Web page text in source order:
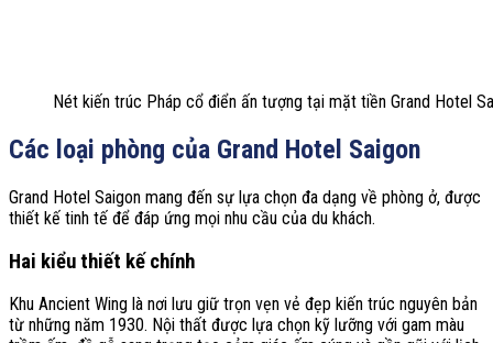
Nét kiến trúc Pháp cổ điển ấn tượng tại mặt tiền Grand Hotel
Các loại phòng của Grand Hotel Saigon
Grand Hotel Saigon mang đến sự lựa chọn đa dạng về phòng ở, được
thiết kế tinh tế để đáp ứng mọi nhu cầu của du khách.
Hai kiểu thiết kế chính
Khu Ancient Wing là nơi lưu giữ trọn vẹn vẻ đẹp kiến trúc nguyên bản
từ những năm 1930. Nội thất được lựa chọn kỹ lưỡng với gam màu